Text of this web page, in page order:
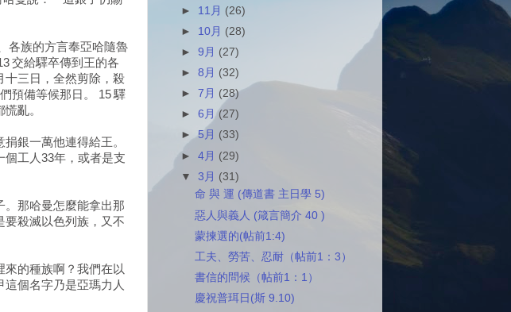
各族的方言奉亞哈隨魯
交給驛卒傳到王的各
十三日，全然剪除，殺
預備等候那日。 15 驛
亂。
銀一萬他連得給王。
工人33年，或者是支
。那哈曼怎麼能拿出那
要殺滅以色列族，又不
的種族啊？我們在以
個名字乃是亞瑪力人
► 11月 (26)
► 10月 (28)
►9月 (27)
►8月 (32)
►7月 (28)
►6月(27)
►5月 (33)
►4月 (29)
▼3月 (31)
命 與 運 (傳道書 主日學 5)
惡人與義人 (箴言簡介 40 )
蒙揀選的(帖前1:4)
工夫、勞苦、忍耐（帖前1：3）
書信的問候（帖前1：1）
慶祝普珥日(斯 9.10)